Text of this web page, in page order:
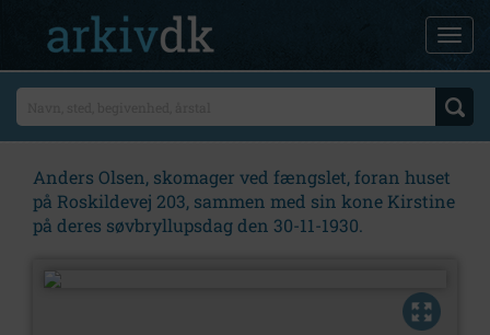
Anders Olsen, skomager ved fængslet, foran huset
på Roskildevej 203, sammen med sin kone Kirstine
på deres søvbryllupsdag den 30-11-1930.